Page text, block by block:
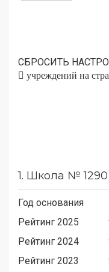
СБРОСИТЬ
учреждений на
1. Школа № 1290
Год основания
Рейтинг 2025
Рейтинг 2024
Рейтинг 2023